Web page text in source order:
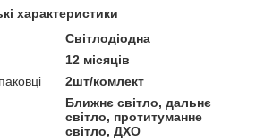
характеристики
Світлодіодна
12 місяців
2шт/комлект
Ближнє світло, дальнє
світло, протитуманне
світло, ДХО